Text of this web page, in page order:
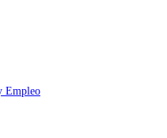
Empleo